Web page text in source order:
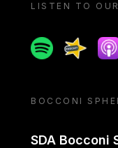
LISTEN TO
SpotifySpreaker
BOCCONI
SDA Bocconi